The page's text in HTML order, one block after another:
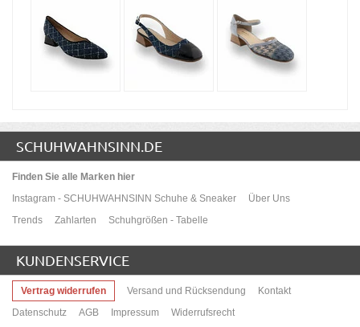
SCHUHWAHNSINN.DE
Finden Sie alle Marken hier
Instagram - SCHUHWAHNSINN Schuhe & Sneaker
Über Uns
Trends
Zahlarten Schuhgrößen - Tabelle
KUNDENSERVICE
Vertrag widerrufen Versand und Rücksendung
Kontakt
Datenschutz
AGB Impressum Widerrufsrecht